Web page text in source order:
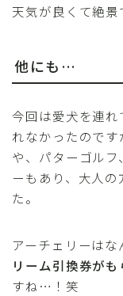
天気が良くて絶景
他にも…
今回は愛犬を連
れなかったので
や、パターゴル
ーもあり、大人
た。
アーチェリーはな
リーム引換券がも
すね…！笑